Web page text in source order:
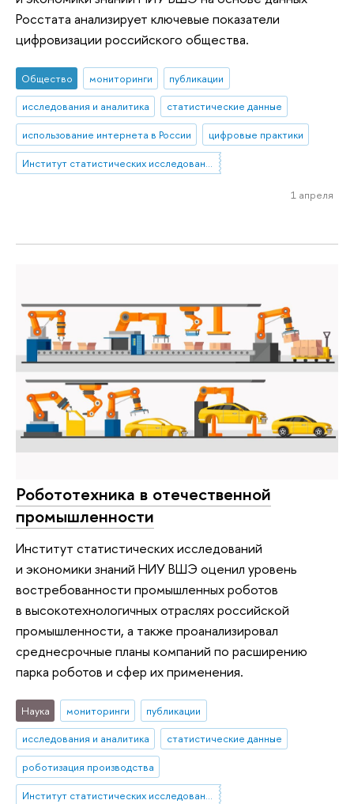
Росстата анализирует ключевые показатели
цифровизации российского общества.
Общество мониторинги
публикации
исследования и аналитика
статистические данные
использование интернета в России
цифровые практики
Институт статистических исследований и экономики знаний
1 апреля
Робототехника в отечественной
промышленности
Институт статистических исследований
и экономики знаний НИУ ВШЭ оценил уровень
востребованности промышленных роботов
в высокотехнологичных отраслях российской
промышленности, а также проанализировал
среднесрочные планы компаний по расширению
парка роботов и сфер их применения.
Наука мониторинги
публикации
исследования и аналитика
статистические данные
роботизация производства
Институт статистических исследований и экономики знаний